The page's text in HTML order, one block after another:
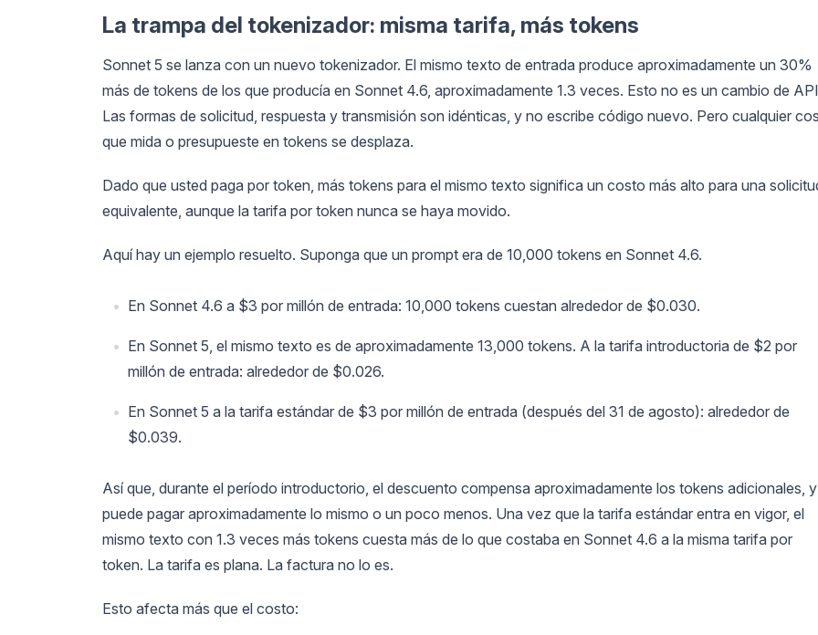
La trampa del tokenizador: misma tarifa, más tokens
Sonnet 5 se lanza con un nuevo tokenizador. El mismo texto de entrada produce aproximadamente un 30%
más de tokens de los que producía en Sonnet 4.6, aproximadamente 1.3 veces. Esto no es un cambio de
Las formas de solicitud, respuesta y transmisión son idénticas, y no escribe código nuevo. Pero cualquier
que mida o presupueste en tokens se desplaza.
Dado que usted paga por token, más tokens para el mismo texto significa un costo más alto para una
equivalente, aunque la tarifa por token nunca se haya movido.
Aquí hay un ejemplo resuelto. Suponga que un prompt era de 10,000 tokens en Sonnet 4.6.
En Sonnet 4.6 a $3 por millón de entrada: 10,000 tokens cuestan alrededor de $0.030.
En Sonnet 5, el mismo texto es de aproximadamente 13,000 tokens. A la tarifa introductoria de $2 por
millón de entrada: alrededor de $0.026.
En Sonnet 5 a la tarifa estándar de $3 por millón de entrada (después del 31 de agosto): alrededor de
$0.039.
Así que, durante el período introductorio, el descuento compensa aproximadamente los tokens adicionales, y
puede pagar aproximadamente lo mismo o un poco menos. Una vez que la tarifa estándar entra en vigor, el
mismo texto con 1.3 veces más tokens cuesta más de lo que costaba en Sonnet 4.6 a la misma tarifa por
token. La tarifa es plana. La factura no lo es.
Esto afecta más que el costo: